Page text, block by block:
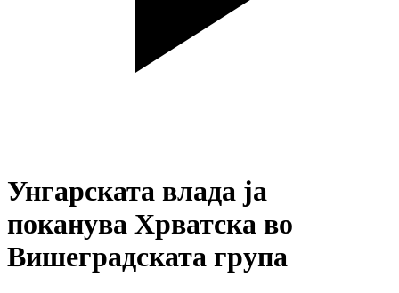
Унгарската влада ја
поканува Хрватска во
Вишеградската група